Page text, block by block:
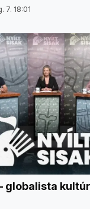
7. 18:01
globalista